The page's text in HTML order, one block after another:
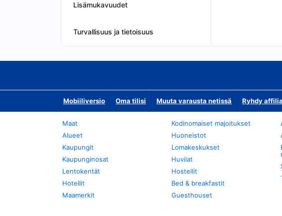
Lisämukavuudet
Turvallisuus ja tietoisuus
Mobiiliversio Oma tilisi Muuta varausta netissä Ryhdy
Maat
Alueet
Kaupungit
Kaupunginosat
Lentokentät
Hotellit
Maamerkit
Kodinomaiset majoitukset
Huoneistot
Lomakeskukset
Huvilat
Hostellit
Bed & breakfastit
Guesthouset